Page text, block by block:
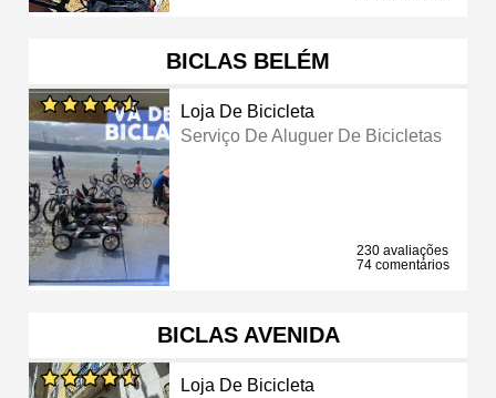
BICLAS BELÉM
Loja De Bicicleta
Serviço De Aluguer De Bicicletas
230 avaliações
74 comentários
BICLAS AVENIDA
Loja De Bicicleta